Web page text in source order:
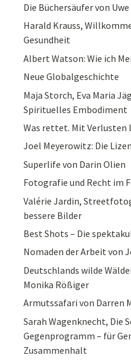
Die Büchersäufer von
Harald Krauss,
Gesundheit
Albert Watson: Wie ich
Neue Globalgeschichte
Maja Storch, Eva Maria
Spirituelles Embodiment
Was rettet. Mit Verlusten
Joel Meyerowitz: Die
Superlife von Darin Olien
Fotografie und Recht im
Valérie Jardin,
bessere Bilder
Best Shots – Die
Nomaden der Arbeit von
Deutschlands wilde
Monika Rößiger
Armutssafari von Darren
Sarah Wagenknecht, Die
Gegenprogramm – für
Zusammenhalt